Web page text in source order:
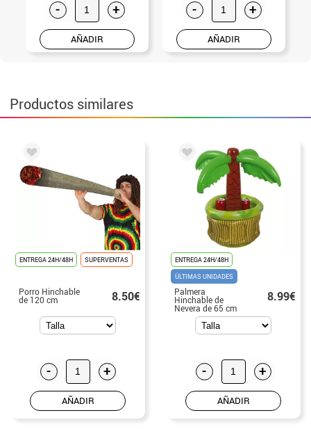
- +
AÑADIR
- +
AÑADIR
Productos similares
ENTREGA 24H/48H SUPERVENTAS
Porro Hinchable
de 120 cm 8.50€
- +
AÑADIR
ENTREGA 24H/48H
ÚLTIMAS UNIDADES
Palmera
Hinchable de
Nevera de 65 cm
8.99€
- +
AÑADIR